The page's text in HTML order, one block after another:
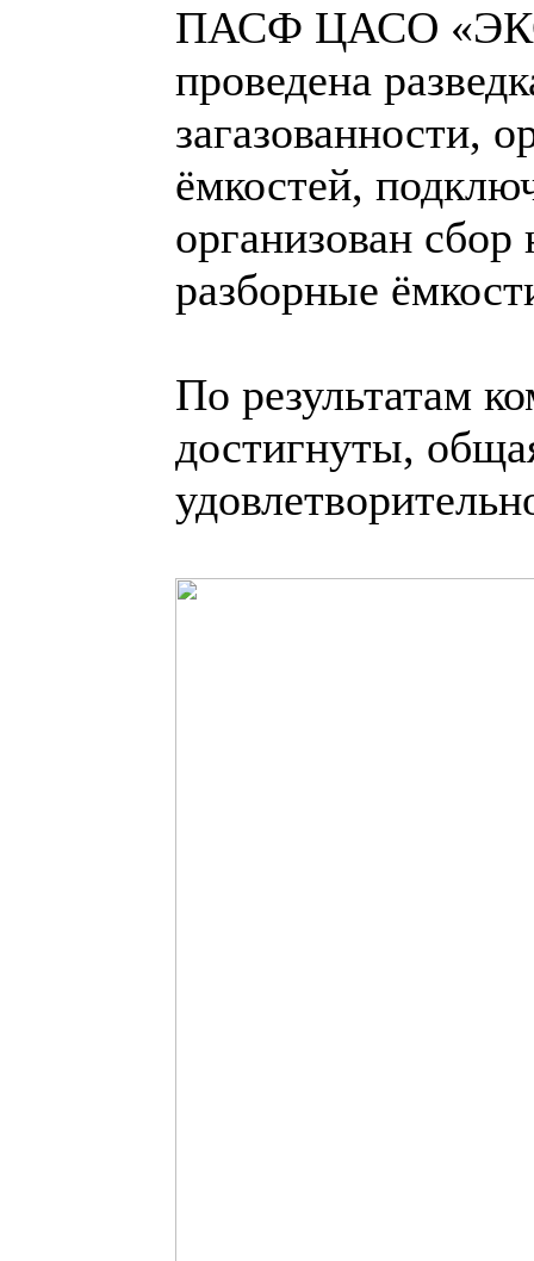
ПАСФ ЦАСО
проведена
загазованности,
ёмкостей,
организован
разборные
По результатам
достигнуты,